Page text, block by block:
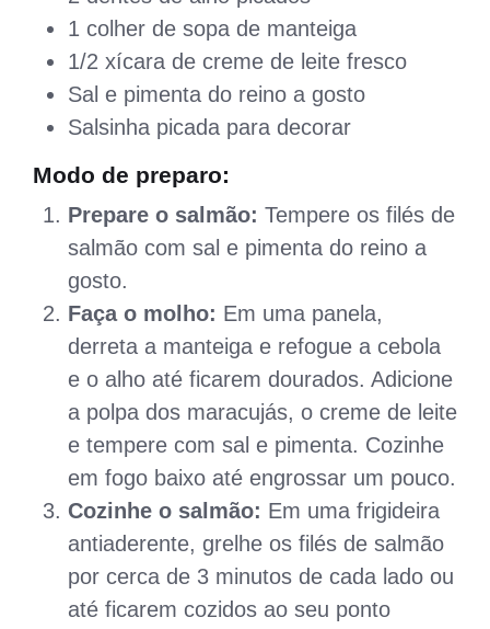
1 colher de sopa de manteiga
1/2 xícara de creme de leite fresco
Sal e pimenta do reino a gosto
Salsinha picada para decorar
Modo de preparo:
Prepare o salmão: Tempere os filés de
salmão com sal e pimenta do reino a
gosto.
Faça o molho: Em uma panela,
derreta a manteiga e refogue a cebola
e o alho até ficarem dourados. Adicione
a polpa dos maracujás, o creme de leite
e tempere com sal e pimenta. Cozinhe
em fogo baixo até engrossar um pouco.
Cozinhe o salmão: Em uma frigideira
antiaderente, grelhe os filés de salmão
por cerca de 3 minutos de cada lado ou
até ficarem cozidos ao seu ponto